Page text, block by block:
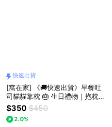
快速出貨
[窩在家] 《🚚快速出貨》早餐吐
司貓貓靠枕 🎂 生日禮物｜抱枕
｜娃娃｜辦公室｜貓咪｜療癒｜
實用｜同事｜上班族｜貓奴｜獅
子座｜七夕禮物
$350 $450
2.0%